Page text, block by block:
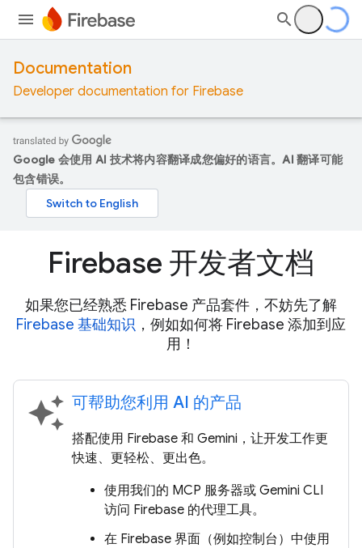
Documentation
Developer documentation for Firebase
Google 会使用 AI 技术将内容翻译成您偏好的语言。AI 翻译可能
包含错误。
Firebase 开发者文档
如果您已经熟悉 Firebase 产品套件，不妨先了解
Firebase 基础知识 ，例如如何将 Firebase 添加到应
用！
auto_awesome 可帮助您利用 AI 的产品
搭配使用 Firebase 和 Gemini，让开发工作更
快速、更轻松、更出色。
使用我们的 MCP 服务器或 Gemini CLI
访问 Firebase 的代理工具。
在 Firebase 界面（例如控制台）中使用